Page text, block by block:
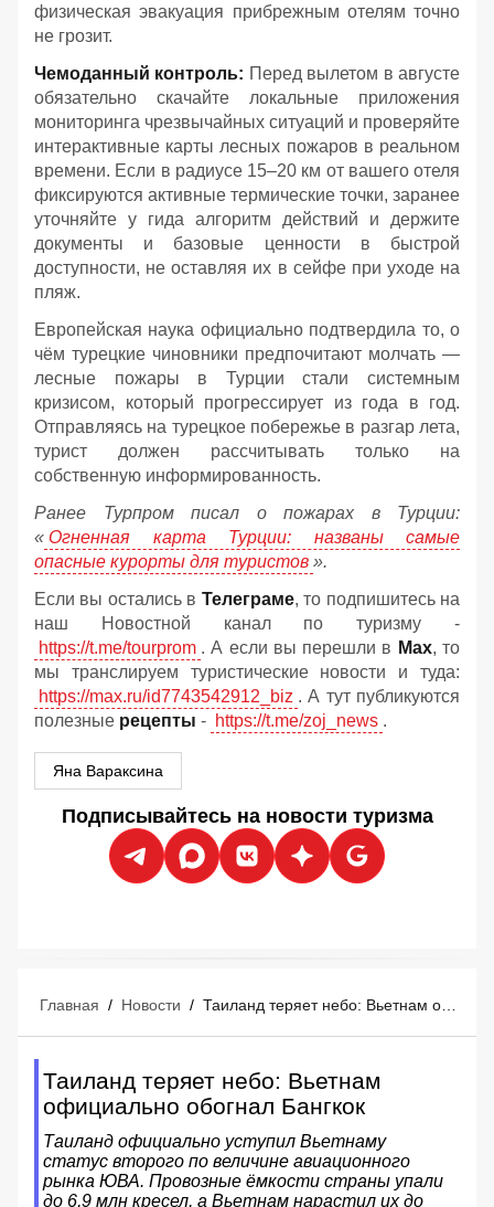
физическая эвакуация прибрежным отелям точно
не грозит.
Чемоданный контроль: Перед вылетом в августе
обязательно скачайте локальные приложения
мониторинга чрезвычайных ситуаций и проверяйте
интерактивные карты лесных пожаров в реальном
времени. Если в радиусе 15–20 км от вашего отеля
фиксируются активные термические точки, заранее
уточняйте у гида алгоритм действий и держите
документы и базовые ценности в быстрой
доступности, не оставляя их в сейфе при уходе на
пляж.
Европейская наука официально подтвердила то, о
чём турецкие чиновники предпочитают молчать —
лесные пожары в Турции стали системным
кризисом, который прогрессирует из года в год.
Отправляясь на турецкое побережье в разгар лета,
турист должен рассчитывать только на
собственную информированность.
Ранее Турпром писал о пожарах в Турции:
« Огненная карта Турции: названы самые
опасные курорты для туристов ».
Если вы остались в Телеграме, то подпишитесь на
наш Новостной канал по туризму -
https://t.me/tourprom . А если вы перешли в Мах, то
мы транслируем туристические новости и туда:
https://max.ru/id7743542912_biz . А тут публикуются
полезные рецепты - https://t.me/zoj_news .
Яна Вараксина
Подписывайтесь на новости туризма
Главная / Новости /
Таиланд теряет небо: Вьетнам
официально обогнал Бангкок
Таиланд официально уступил Вьетнаму
статус второго по величине авиационного
рынка ЮВА. Провозные ёмкости страны упали
до 6,9 млн кресел, а Вьетнам нарастил их до